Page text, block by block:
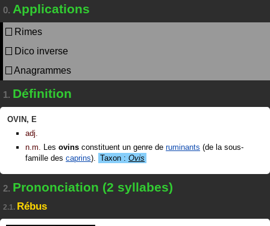
0. Applications
Rimes
Dico inverse
Anagrammes
1. Définition
OVIN , E
adj.
n.m. Les ovins constituent un genre de ruminants (de la sous-
famille des caprins). Taxon : Ovis
2. Prononciation (2 syllabes)
2.1. Rébus